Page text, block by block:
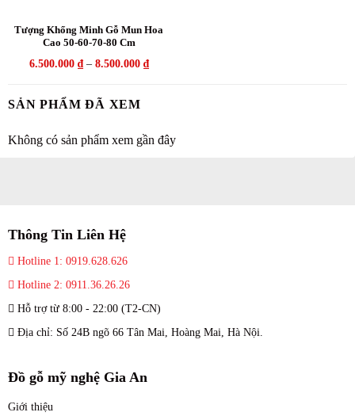
Tượng Khổng Minh Gỗ Mun Hoa
Cao 50-60-70-80 Cm
6.500.000 ₫– 8.500.000 ₫
SẢN PHẨM ĐÃ XEM
Không có sản phẩm xem gần đây
Thông Tin Liên Hệ
Hotline 1: 0919.628.626
Hotline 2: 0911.36.26.26
Hỗ trợ từ 8:00 - 22:00 (T2-CN)
Địa chỉ: Số 24B ngõ 66 Tân Mai, Hoàng Mai, Hà Nội.
Đồ gỗ mỹ nghệ Gia An
Giới thiệu